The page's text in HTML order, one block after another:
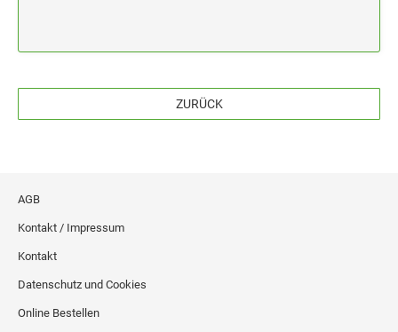
ZURÜCK
AGB
Kontakt / Impressum
Kontakt
Datenschutz und Cookies
Online Bestellen